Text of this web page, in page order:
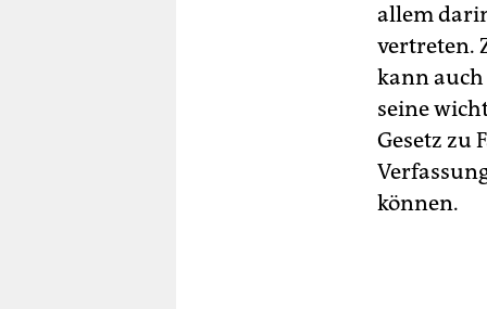
allem
vertreten.
kann
seine
Gesetz zu
können.